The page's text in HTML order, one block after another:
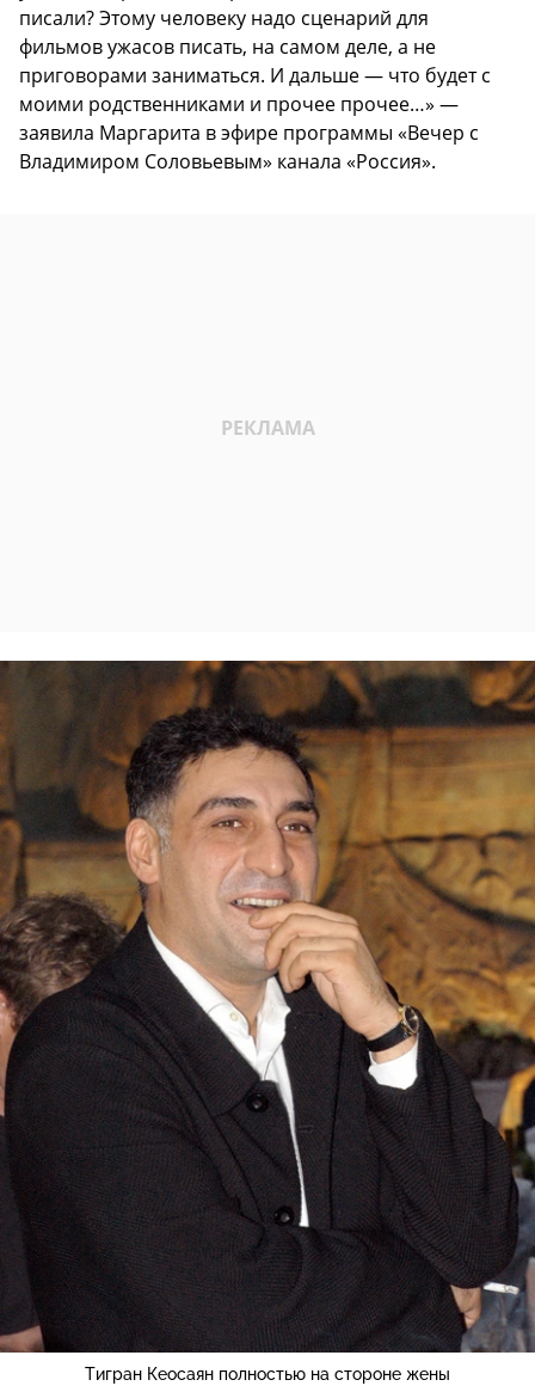
писали? Этому человеку надо сценарий для
фильмов ужасов писать, на самом деле, а не
приговорами заниматься. И дальше — что будет с
моими родственниками и прочее прочее…» —
заявила Маргарита в эфире программы «Вечер с
Владимиром Соловьевым» канала «Россия».
Тигран Кеосаян полностью на стороне жены